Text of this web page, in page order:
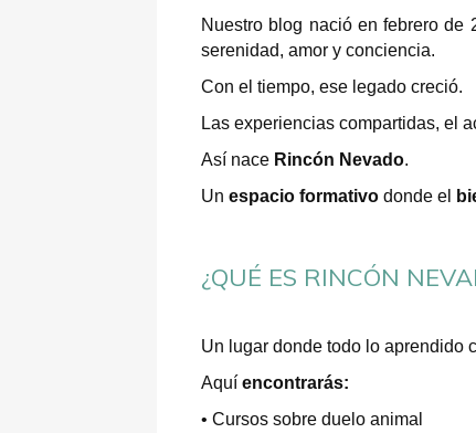
Nuestro blog nació en febrero
serenidad, amor y conciencia.
Con el tiempo, ese legado creció.
Las experiencias compartidas, el
Así nace Rincón Nevado.
Un espacio formativo donde el
¿QUÉ ES RINCÓN
Un lugar donde todo lo aprendido
Aquí encontrarás:
• Cursos sobre duelo animal